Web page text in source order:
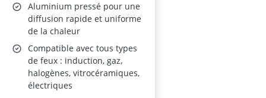
Aluminium pressé pour une
diffusion rapide et uniforme
de la chaleur
Compatible avec tous types
de feux : induction, gaz,
halogènes, vitrocéramiques,
électriques